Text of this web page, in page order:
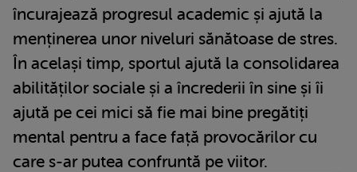
încurajează progresul academic și ajută la
menținerea unor niveluri sănătoase de stres.
În același timp, sportul ajută la consolidarea
abilităților sociale și a încrederii în sine și îi
ajută pe cei mici să fie mai bine pregătiți
mental pentru a face față provocărilor cu
care s-ar putea confruntă pe viitor.